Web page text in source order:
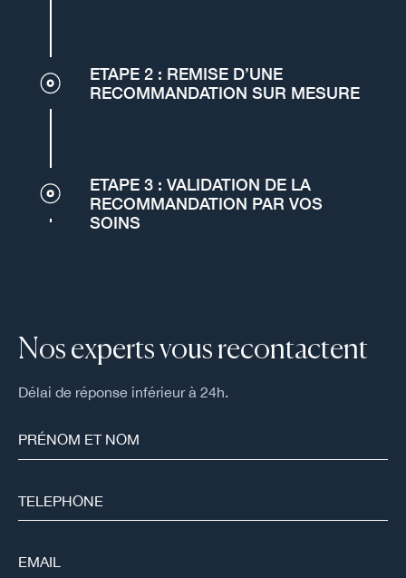
ETAPE 2 : REMISE D’UNE
RECOMMANDATION SUR MESURE
ETAPE 3 : VALIDATION DE LA
RECOMMANDATION PAR VOS
SOINS
Nos experts vous recontactent
Délai de réponse inférieur à 24h.